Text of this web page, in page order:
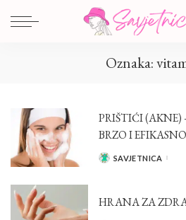
Oznaka:
PRIŠTIĆI (AKNE)
BRZO I EFIKASNO
POSTED
SAVJETNICA
HRANA ZA